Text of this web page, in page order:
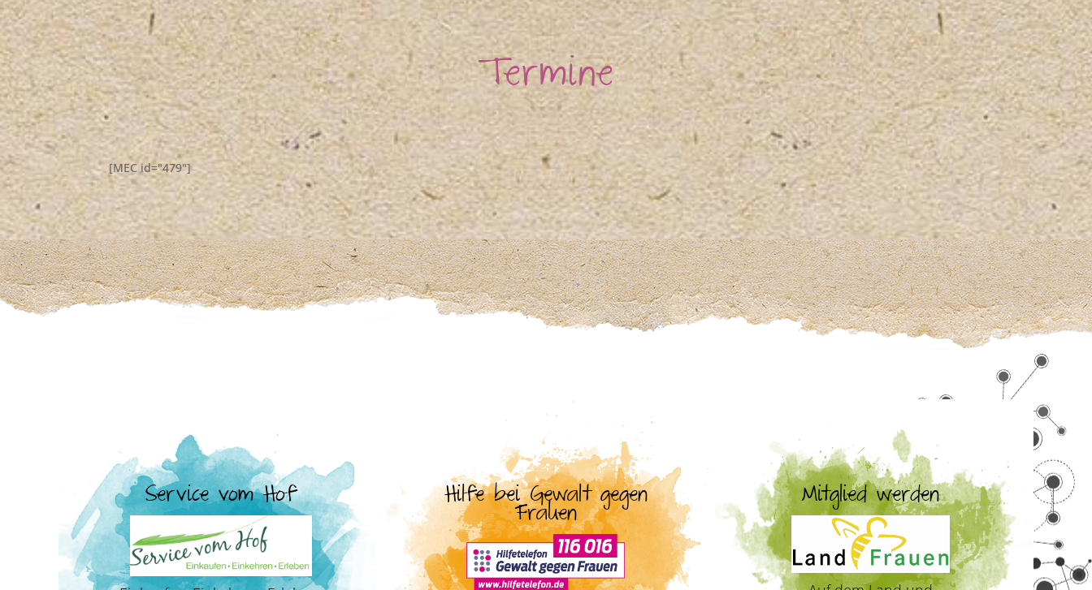
Termine
[MEC id="479"]
Service vom Hof Hilfe bei Gewalt gegen
Frauen
Mitglied werden